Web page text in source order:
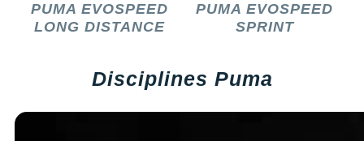
PUMA EVOSPEED
LONG DISTANCE
PUMA EVOSPEED
SPRINT
Disciplines Puma
Scott